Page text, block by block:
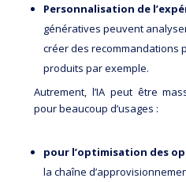
Personnalisation de
génératives peuvent
créer des recommandations
produits par exemple.
Autrement, l’IA peut être
pour beaucoup d’usages :
pour l’optimisation des
la chaîne